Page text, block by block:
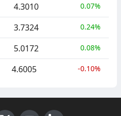
4.3010 0.07%
3.7324 0.24%
5.0172 0.08%
4.6005 -0.10%